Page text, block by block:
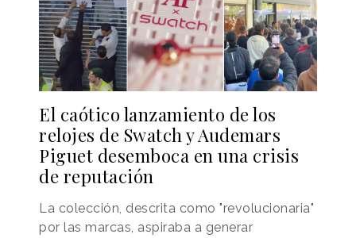
El caótico lanzamiento de los
relojes de Swatch y Audemars
Piguet desemboca en una crisis
de reputación
La colección, descrita como "revolucionaria"
por las marcas, aspiraba a generar